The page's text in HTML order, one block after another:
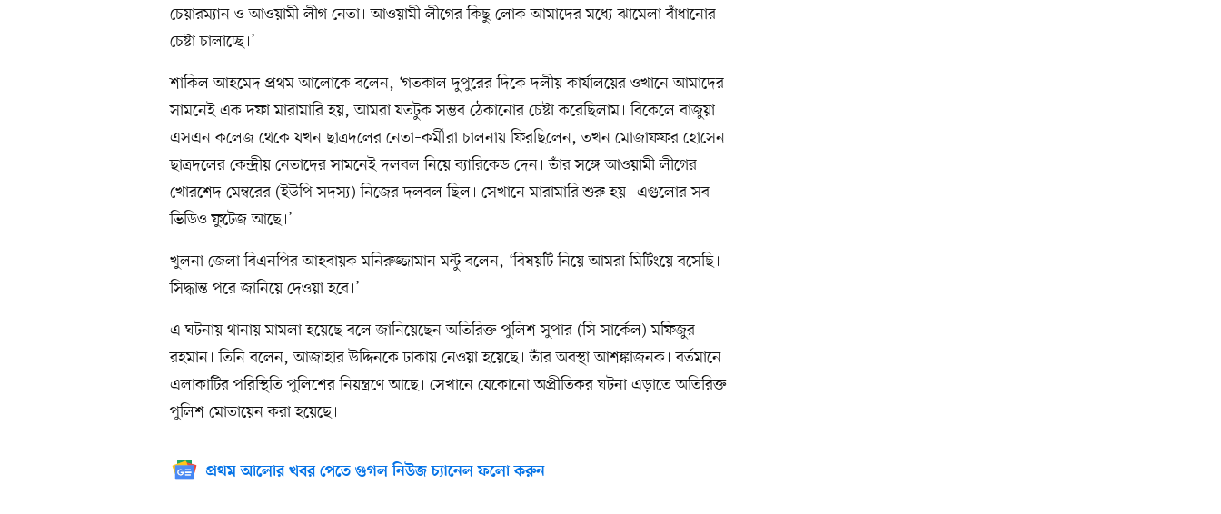
চেয়ারম্যান ও আওয়ামী লীগ নেতা। আওয়ামী লীগের কিছু লোক আমাদের মধ্যে ঝামেলা বাঁধানোর
চেষ্টা চালাচ্ছে।’
শাকিল আহমেদ প্রথম আলোকে বলেন, ‘গতকাল দুপুরের দিকে দলীয় কার্যালয়ের ওখানে আমাদের
সামনেই এক দফা মারামারি হয়, আমরা যতটুক সম্ভব ঠেকানোর চেষ্টা করেছিলাম। বিকেলে বাজুয়া
এসএন কলেজ থেকে যখন ছাত্রদলের নেতা–কর্মীরা চালনায় ফিরছিলেন, তখন মোজাফফর হোসেন
ছাত্রদলের কেন্দ্রীয় নেতাদের সামনেই দলবল নিয়ে ব্যারিকেড দেন। তাঁর সঙ্গে আওয়ামী লীগের
খোরশেদ মেম্বরের (ইউপি সদস্য) নিজের দলবল ছিল। সেখানে মারামারি শুরু হয়। এগুলোর সব
ভিডিও ফুটেজ আছে।’
খুলনা জেলা বিএনপির আহবায়ক মনিরুজ্জামান মন্টু বলেন, ‘বিষয়টি নিয়ে আমরা মিটিংয়ে বসেছি।
সিদ্ধান্ত পরে জানিয়ে দেওয়া হবে।’
এ ঘটনায় থানায় মামলা হয়েছে বলে জানিয়েছেন অতিরিক্ত পুলিশ সুপার (সি সার্কেল) মফিজুর
রহমান। তিনি বলেন, আজাহার উদ্দিনকে ঢাকায় নেওয়া হয়েছে। তাঁর অবস্থা আশঙ্কাজনক। বর্তমানে
এলাকাটির পরিস্থিতি পুলিশের নিয়ন্ত্রণে আছে। সেখানে যেকোনো অপ্রীতিকর ঘটনা এড়াতে অতিরিক্ত
পুলিশ মোতায়েন করা হয়েছে।
প্রথম আলোর খবর পেতে গুগল নিউজ চ্যানেল ফলো করুন